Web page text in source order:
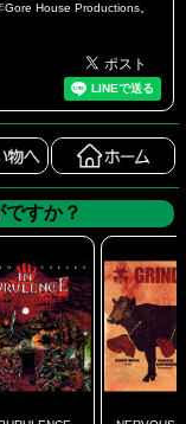
House Productions。
すか？